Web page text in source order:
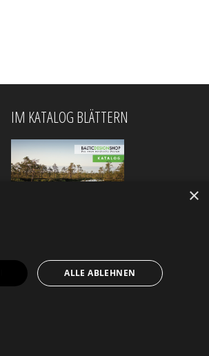
IM KATALOG BLÄTTERN
×
ALLE ABLEHNEN